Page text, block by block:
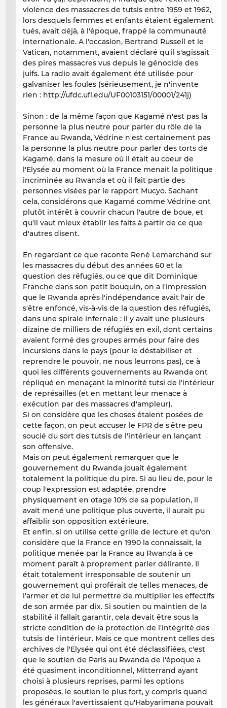
violence des massacres de tutsis entre 1959 et 1962,
lors desquels femmes et enfants étaient également
tués, avait déjà, à l'époque, frappé la communauté
internationale. A l'occasion, Bertrand Russell et le
Vatican, notamment, avaient déclaré qu'il s'agissait
des pires massacres vus depuis le génocide des
juifs. La radio avait également été utilisée pour
galvaniser les foules (sérieusement, je n'invente
rien : http://ufdc.ufl.edu/UF00103151/00001/241j)
Sinon : de la même façon que Kagamé n'est pas la
personne la plus neutre pour parler du rôle de la
France au Rwanda, Védrine n'est certainement pas
la personne la plus neutre pour parler des torts de
Kagamé, dans la mesure où il était au coeur de
l'Elysée au moment où la France menait la politique
incriminée au Rwanda et où il fait partie des
personnes visées par le rapport Mucyo. Sachant
cela, considérons que Kagamé comme Védrine ont
plutôt intérêt à couvrir chacun l'autre de boue, et
qu'il vaut mieux établir les faits à partir de ce que
d'autres disent.
En regardant ce que raconte René Lemarchand sur
les massacres du début des années 60 et la
question des réfugiés, ou ce que dit Dominique
Franche dans son petit bouquin, on a l'impression
que le Rwanda après l'indépendance avait l'air de
s'être enfoncé, vis-à-vis de la question des réfugiés,
dans une spirale infernale : il y avait une plusieurs
dizaine de milliers de réfugiés en exil, dont certains
avaient formé des groupes armés pour faire des
incursions dans le pays (pour le déstabiliser et
reprendre le pouvoir, ne nous leurrons pas), ce à
quoi les différents gouvernements au Rwanda ont
répliqué en menaçant la minorité tutsi de l'intérieur
de représailles (et en mettant leur menace à
exécution par des massacres d'ampleur).
Si on considère que les choses étaient posées de
cette façon, on peut accuser le FPR de s'être peu
soucié du sort des tutsis de l'intérieur en lançant
son offensive.
Mais on peut également remarquer que le
gouvernement du Rwanda jouait également
totalement la politique du pire. Si au lieu de, pour le
coup l'expression est adaptée, prendre
physiquement en otage 10% de sa population, il
avait mené une politique plus ouverte, il aurait pu
affaiblir son opposition extérieure.
Et enfin, si on utilise cette grille de lecture et qu'on
considère que la France en 1990 la connaissait, la
politique menée par la France au Rwanda à ce
moment paraît à proprement parler délirante. Il
était totalement irresponsable de soutenir un
gouvernement qui proférait de telles menaces, de
l'armer et de lui permettre de multiplier les effectifs
de son armée par dix. Si soutien ou maintien de la
stabilité il fallait garantir, cela devait être sous la
stricte condition de la protection de l'intégrité des
tutsis de l'intérieur. Mais ce que montrent celles des
archives de l'Elysée qui ont été déclassifiées, c'est
que le soutien de Paris au Rwanda de l'époque a
été quasiment inconditionnel, Mitterrand ayant
choisi à plusieurs reprises, parmi les options
proposées, le soutien le plus fort, y compris quand
les généraux l'avertissaient qu'Habyarimana pouvait